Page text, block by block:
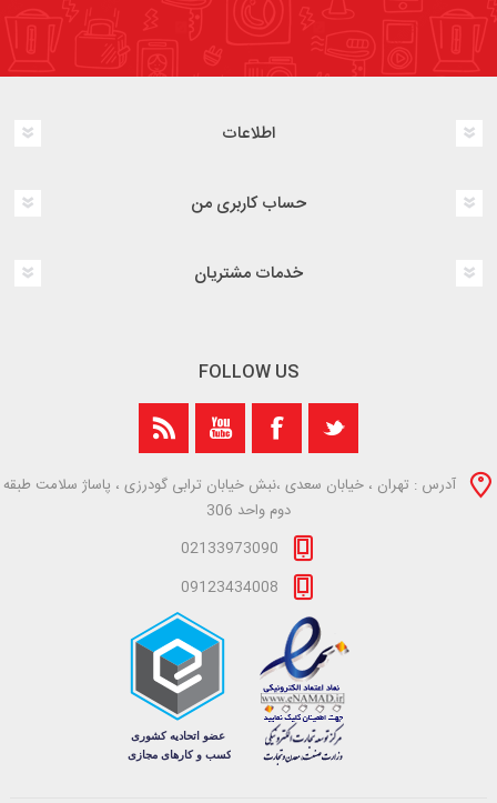
اطلاعات
حساب کاربری من
خدمات مشتریان
FOLLOW US
آدرس : تهران ، خیابان سعدی ،نبش خیابان ترابی گودرزی ، پاساژ سلامت طبقه
دوم واحد 306
02133973090
09123434008